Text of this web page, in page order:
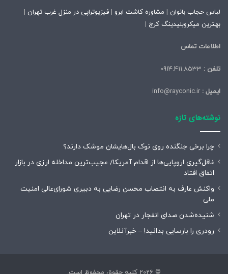
لباس حجاب بانوان | مشاوره کاشت ابرو | فیزیوتراپی در منزل غرب تهران |
بهترین میکروبلیدینگ کرج |
اطلاعات تماس
تلفن :
ایمیل :
نوشته‌های تازه
چرا برخی جنگنده روی نوک بال‌هایشان موشک‌ دارند؟
غافل‌گیری اروپایی‌ها از اقدام آمریکا/ عجیب‌ترین مداخله ارزی در بازار
اتفاق افتاد
واکنش عارف به انتصاب محسن رضایی به دبیری شورای‌عالی امنیت
ملی
شنیده‌شدن صدای انفجار در تهران
رودری را بارسایی بدانید! – خبرآنلاین